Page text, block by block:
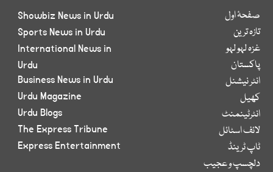
صفحۂ اول
تازہ ترین
غزہ لہو لہو
پاکستان
انٹر نیشنل
کھیل
انٹرٹینمنٹ
لائف اسٹائل
ٹاپ ٹرینڈ
دلچسپ و عجیب
Showbiz News in Urdu
Sports News in Urdu
International News in
Urdu
Business News in Urdu
Urdu Magazine
Urdu Blogs
The Express Tribune
Express Entertainment